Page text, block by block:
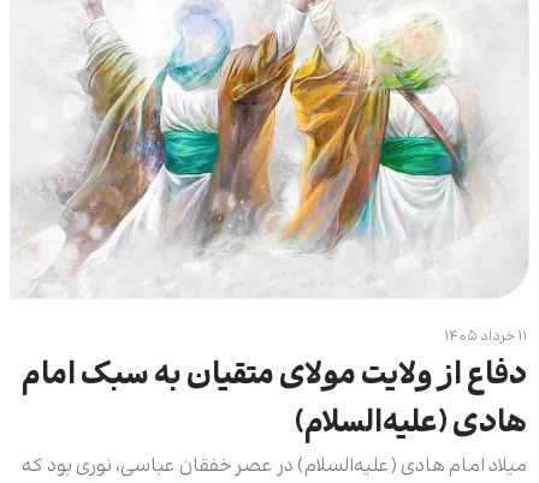
۱۱ خرداد ۱۴۰۵
دفاع از ولایت مولای متقیان به سبک امام
هادی (علیه‌السلام)
میلاد امام هادی (علیه‌السلام) در عصر خفقان عباسی، نوری بود که